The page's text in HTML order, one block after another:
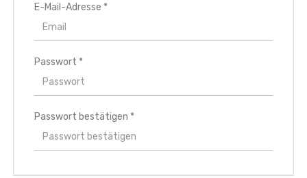
Lebenslauf
hochladen
Anmelden
Sprache
E-Mail-Adresse *
Passwort *
Passwort bestätigen *